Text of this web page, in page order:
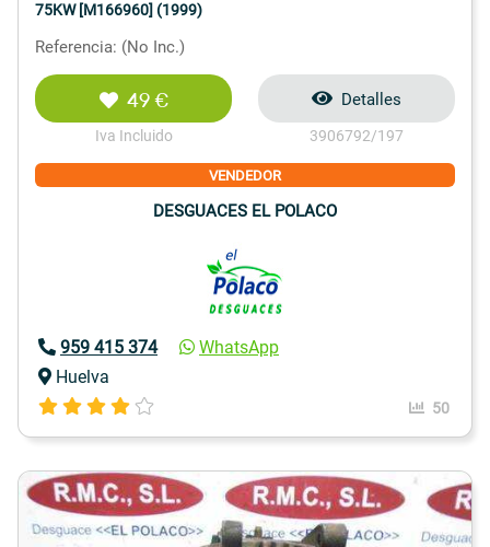
75KW [M166960] (1999)
Referencia: (No Inc.)
49 €
Iva Incluido
Detalles
3906792/197
VENDEDOR
DESGUACES EL POLACO
959 415 374
WhatsApp
Huelva
50